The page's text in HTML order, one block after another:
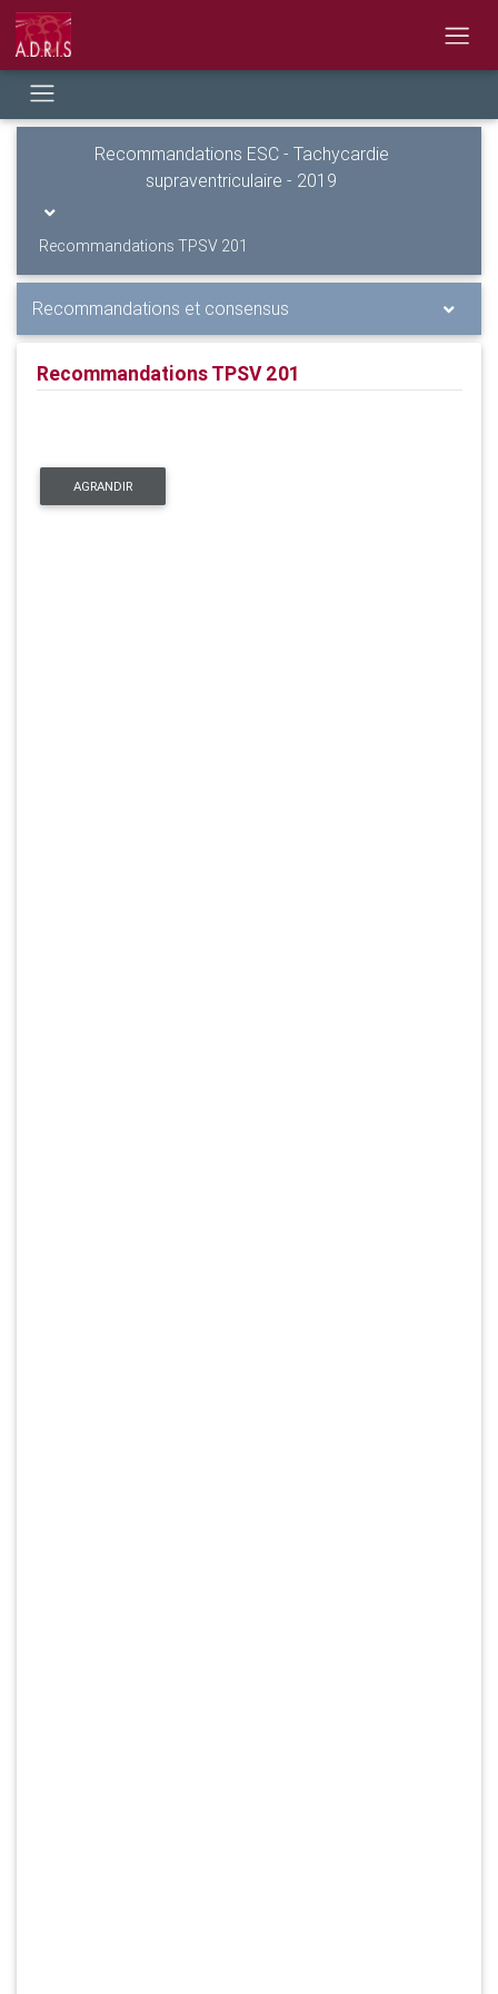
Recommandations ESC - Tachycardie
supraventriculaire - 2019
Recommandations TPSV 201
Recommandations et consensus
Recommandations TPSV 201
AGRANDIR